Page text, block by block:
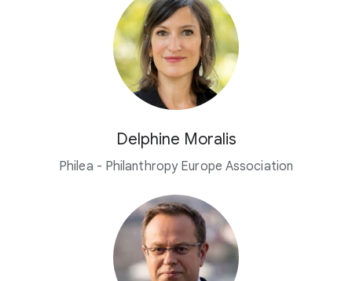
Delphine Moralis
Philea - Philanthropy Europe Association